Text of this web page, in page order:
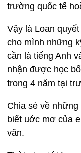
trường quốc tế
Vậy là Loan
cho mình những
cần là tiếng Anh
nhận được học
trong 4 năm tại
Chia sẻ về
biết uớc mơ của
văn.